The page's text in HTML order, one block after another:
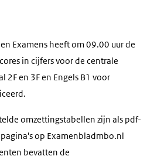
Examens heeft om 09.00 uur de
in cijfers voor de centrale
2F en 3F en Engels B1 voor
omzettingstabellen zijn als pdf-
op Examenbladmbo.nl
bevatten de